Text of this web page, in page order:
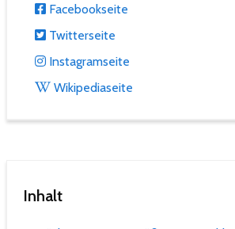
Facebookseite
Twitterseite
Instagramseite
Wikipediaseite
Inhalt